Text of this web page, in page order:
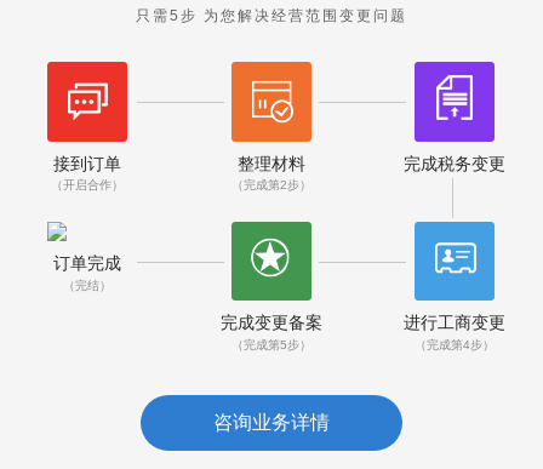
只需5步 为您解决经营范围变更问题
接到订单
（开启合作）
整理材料
（完成第2步）
完成税务变更
进行工商变更
（完成第4步）
完成变更备案
（完成第5步）
订单完成
（完结）
咨询业务详情